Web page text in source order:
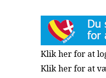
Klik her for at
Klik her for at